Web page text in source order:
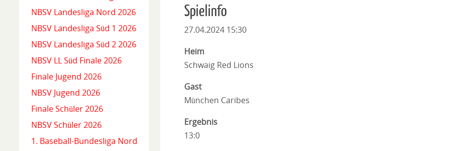
Spielinfo
27.04.2024 15:30
Heim
Schwaig Red Lions
Gast
München Caribes
Ergebnis
13:0
NBSV Landesliga Nord 2026
NBSV Landesliga Süd 1 2026
NBSV Landesliga Süd 2 2026
NBSV LL Süd Finale 2026
Finale Jugend 2026
NBSV Jugend 2026
Finale Schüler 2026
NBSV Schüler 2026
1. Baseball-Bundesliga Nord